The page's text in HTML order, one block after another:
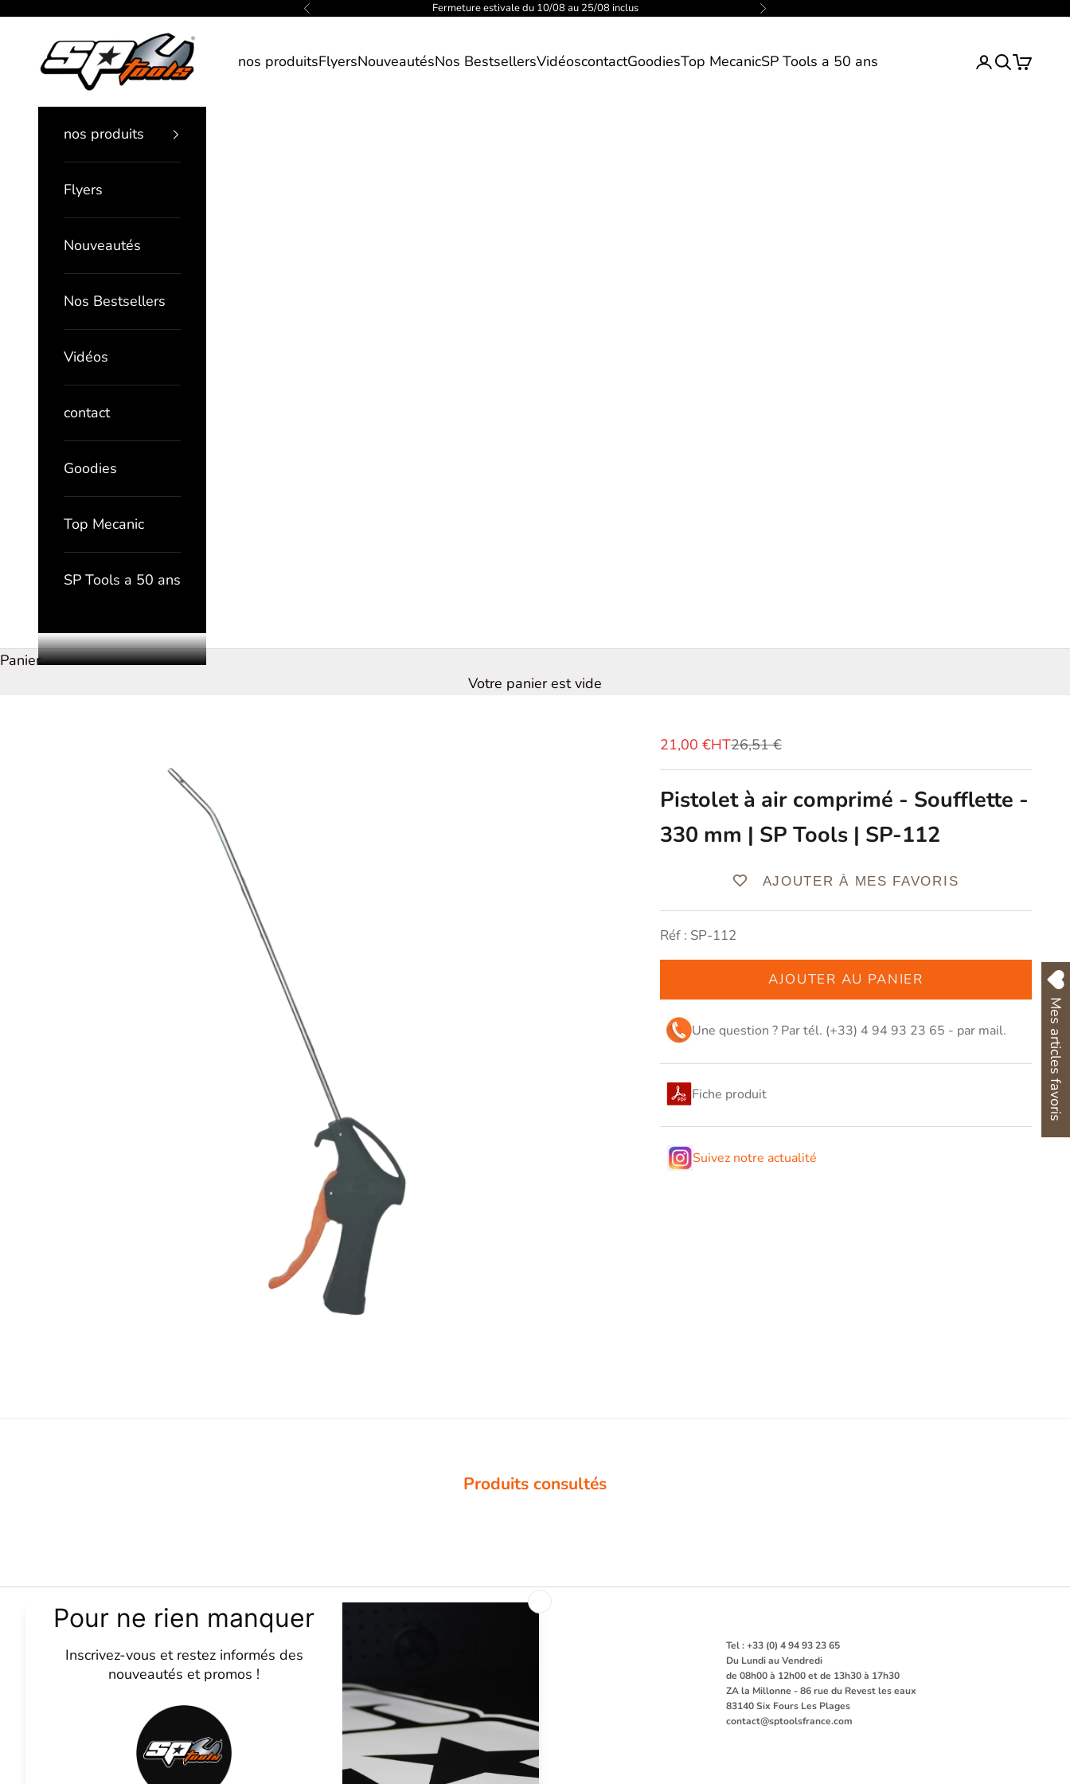
Précédent Fermeture estivale du 10/08 au 25/08 inclus Suivant
SP Tools France
nos produitsFlyersNouveautésNos BestsellersVidéoscontactGoodiesTop MecanicSP Tools a 50 ans Inscription ou
Ecrivez
Panier
nos produits
Flyers
Nouveautés
Nos Bestsellers
Vidéos
contact
Goodies
Top Mecanic
SP Tools a 50 ans
Panier
Votre panier est vide
Prix de vente
21,00 €HTPrix normal
26,51 €
Pistolet à air comprimé - Soufflette -
330 mm | SP Tools | SP-112
AJOUTER À MES FAVORIS
Réf : SP-112
AJOUTER AU PANIER
Une question ? Par tél. (+33) 4 94 93 23 65 - par mail.
Fiche produit
Suivez notre actualité
Produits consultés
SP Tools
Instagram
YouTube
Tel : +33 (0) 4 94 93 23 65
Du Lundi au Vendredi
de 08h00 à 12h00 et de 13h30 à 17h30
ZA la Millonne - 86 rue du Revest les eaux
83140 Six Fours Les Plages
contact@sptoolsfrance.com
Mes articles favoris